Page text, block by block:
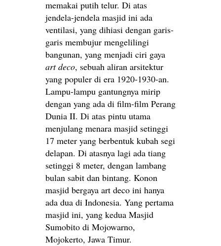
memakai putih telur. Di atas
jendela-jendela masjid ini ada
ventilasi, yang dihiasi dengan garis-
garis membujur mengelilingi
bangunan, yang menjadi ciri gaya
art deco, sebuah aliran arsitektur
yang populer di era 1920-1930-an.
Lampu-lampu gantungnya mirip
dengan yang ada di film-film Perang
Dunia II. Di atas pintu utama
menjulang menara masjid setinggi
17 meter yang berbentuk kubah segi
delapan. Di atasnya lagi ada tiang
setinggi 8 meter, dengan lambang
bulan sabit dan bintang. Konon
masjid bergaya art deco ini hanya
ada dua di Indonesia. Yang pertama
masjid ini, yang kedua Masjid
Sumobito di Mojowarno,
Mojokerto, Jawa Timur.